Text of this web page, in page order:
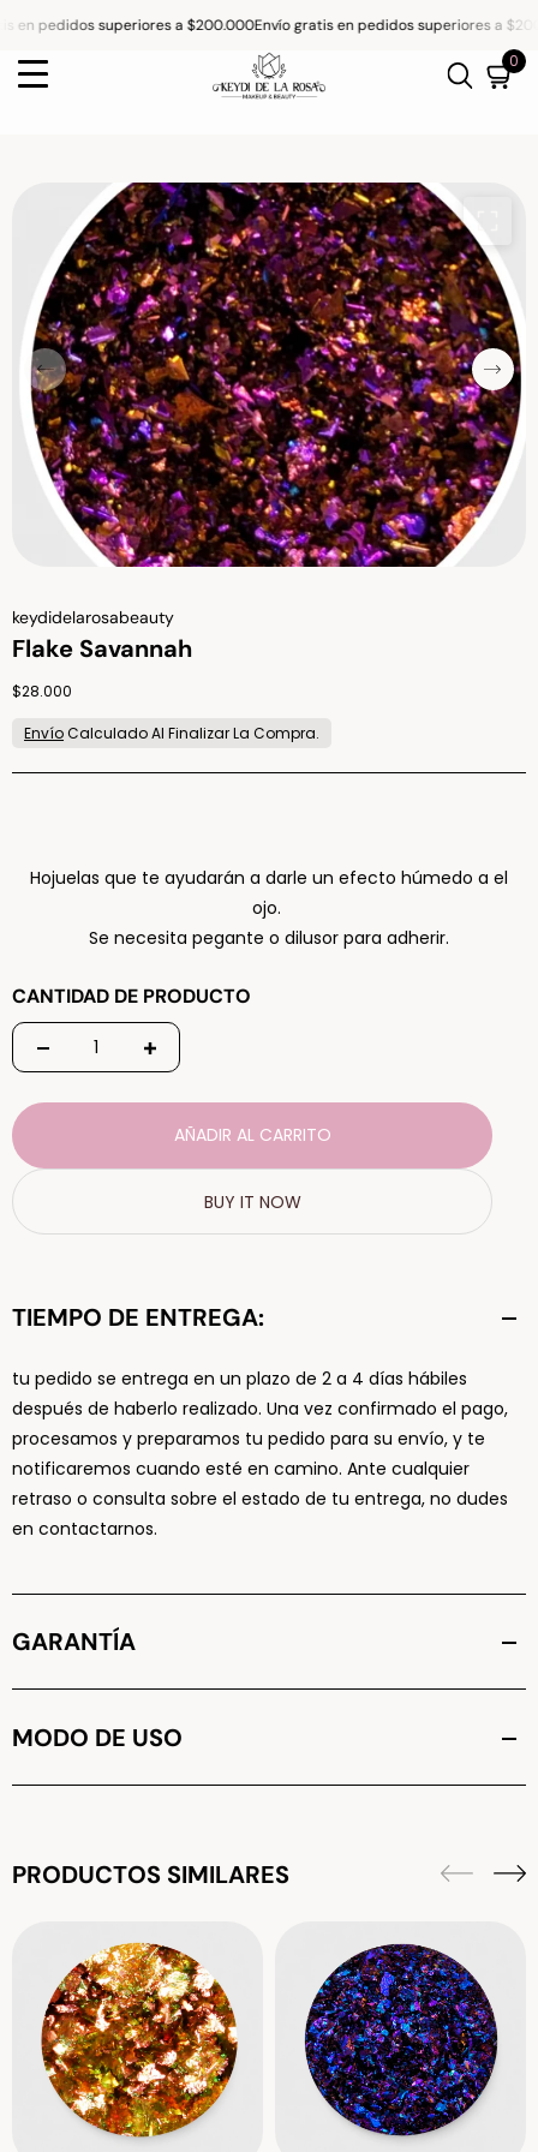
SKIP TO CONTENT
en pedidos superiores a $200.000Envío gratis en pedidos superiores a
Vendor:
keydidelarosabeauty
Flake Savannah
Regular price
$28.000
EnvíoCalculado Al Finalizar La Compra.
Hojuelas que te ayudarán a darle un efecto húmedo a el
ojo.
Se necesita pegante o dilusor para adherir.
CANTIDAD DE PRODUCTO
AÑADIR AL CARRITO
BUY IT NOW
TIEMPO DE ENTREGA:
tu pedido se entrega en un plazo de 2 a 4 días hábiles
después de haberlo realizado. Una vez confirmado el pago,
procesamos y preparamos tu pedido para su envío, y te
notificaremos cuando esté en camino. Ante cualquier
retraso o consulta sobre el estado de tu entrega, no dudes
en contactarnos.
GARANTÍA
MODO DE USO
PRODUCTOS SIMILARES